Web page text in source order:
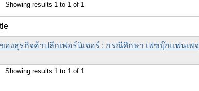
Showing results 1 to 1 of 1
งธุรกิจค้าปลีกเฟอร์นิเจอร์ : กรณีศึกษา เฟซบุ๊กแฟนเพจ
Showing results 1 to 1 of 1